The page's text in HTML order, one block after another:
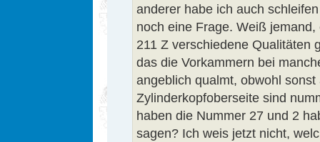
anderer habe ich auch
noch eine Frage. Weiß
211 Z verschiedene Qualitäten
das die Vorkammern bei
angeblich qualmt, obwohl
Zylinderkopfoberseite sind
haben die Nummer 27 und 2
sagen? Ich weis jetzt nicht,